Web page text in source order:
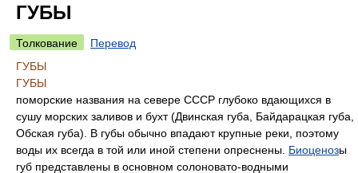
ГУБЫ
Толкование
Перевод
ГУБЫ
ГУБЫ
поморские названия на севере СССР глубоко вдающихся в
сушу морских заливов и бухт (Двинская губа, Байдарацкая губа,
Обская губа). В губы обычно впадают крупные реки, поэтому
воды их всегда в той или иной степени опреснены. Биоценозы
губ представлены в основном солоновато-водными